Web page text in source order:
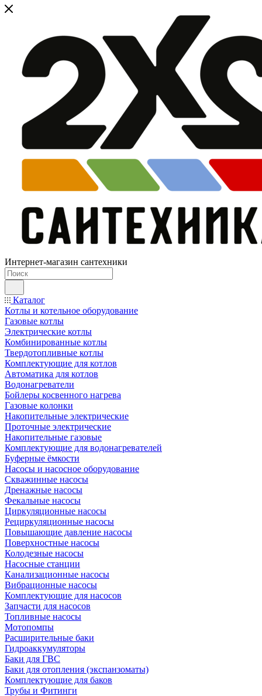
Интернет-магазин сантехники
Каталог
Котлы и котельное оборудование
Газовые котлы
Электрические котлы
Комбинированные котлы
Твердотопливные котлы
Комплектующие для котлов
Автоматика для котлов
Водонагреватели
Бойлеры косвенного нагрева
Газовые колонки
Накопительные электрические
Проточные электрические
Накопительные газовые
Комплектующие для водонагревателей
Буферные ёмкости
Насосы и насосное оборудование
Скважинные насосы
Дренажные насосы
Фекальные насосы
Циркуляционные насосы
Рециркуляционные насосы
Повышающие давление насосы
Поверхностные насосы
Колодезные насосы
Насосные станции
Канализационные насосы
Вибрационные насосы
Комплектующие для насосов
Запчасти для насосов
Топливные насосы
Мотопомпы
Расширительные баки
Гидроаккумуляторы
Баки для ГВС
Баки для отопления (экспанзоматы)
Комплектующие для баков
Трубы и Фитинги